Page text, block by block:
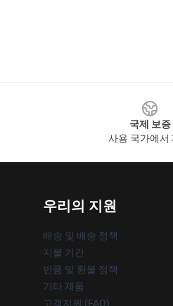
국제 보증
사용 국가에서
우리의 지원
배송 및 배송 정책
지불 기간
반품 및 환불 정책
기타 제품
고객지원 (FAQ)